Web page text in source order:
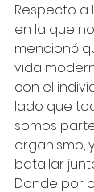
Respecto a
en la que
mencionó
vida
con el
lado que
somos
organismo,
batallar
Donde por